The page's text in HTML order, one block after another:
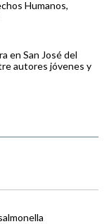
Humanos,
en San José del
autores jóvenes y